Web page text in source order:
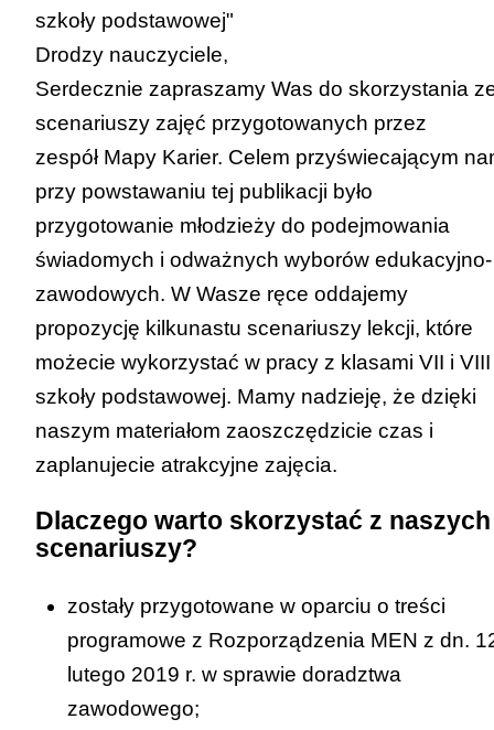
szkoły podstawowej"
Drodzy nauczyciele,
Serdecznie zapraszamy Was do skorzystania
scenariuszy zajęć przygotowanych przez
zespół Mapy Karier. Celem przyświecającym
przy powstawaniu tej publikacji było
przygotowanie młodzieży do podejmowania
świadomych i odważnych wyborów edukacyjno-
zawodowych. W Wasze ręce oddajemy
propozycję kilkunastu scenariuszy lekcji, które
możecie wykorzystać w pracy z klasami VII i VIII
szkoły podstawowej. Mamy nadzieję, że dzięki
naszym materiałom zaoszczędzicie czas i
zaplanujecie atrakcyjne zajęcia.
Dlaczego warto skorzystać z naszych
scenariuszy?
zostały przygotowane w oparciu o treści
programowe z Rozporządzenia MEN z dn.
lutego 2019 r. w sprawie doradztwa
zawodowego;